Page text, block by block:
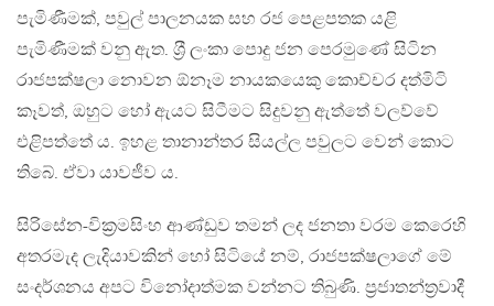
පැමිණීමක්, පවුල් පාලනයක සහ රජ පෙළපතක යළි
පැමිණීමක් වනු ඇත. ශ‍්‍රී ලංකා පොදු ජන පෙරමුණේ සිටින
රාජපක්ෂලා නොවන ඕනෑම නායකයෙකු කොච්චර දත්මිටි
කෑවත්, ඔහුට හෝ ඇයට සිටීමට සිදුවනු ඇත්තේ වලව්වේ
එළිපත්තේ ය. ඉහළ තානාන්තර සියල්ල පවුලට වෙන් කොට
තිබේ. ඒවා යාවජීව ය.
සිරිසේන-වික‍්‍රමසිංහ ආණ්ඩුව තමන් ලද ජනතා වරම කෙරෙහි
අතරමැද ලැදියාවකින් හෝ සිටියේ නම්, රාජපක්ෂලාගේ මේ
සංදර්ශනය අපට විනෝදාත්මක වන්නට තිබුණි. ප‍්‍රජාතන්ත‍්‍රවාදී